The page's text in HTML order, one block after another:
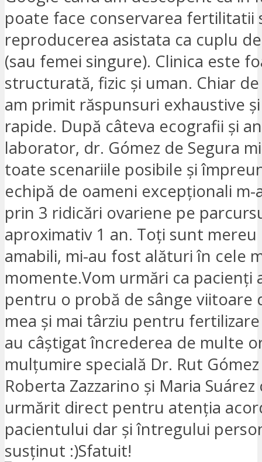
poate face conservarea fertilitatii
reproducerea asistata ca cuplu
(sau femei singure). Clinica este
structurată, fizic și uman. Chiar
am primit răspunsuri exhaustive
rapide. După câteva ecografii și
laborator, dr. Gómez de Segura
toate scenariile posibile și
echipă de oameni excepționali
prin 3 ridicări ovariene pe
aproximativ 1 an. Toți sunt mereu
amabili, mi-au fost alături în cele
momente.Vom urmări ca pacienți
pentru o probă de sânge viitoare
mea și mai târziu pentru
au câștigat încrederea de multe
mulțumire specială Dr. Rut
Roberta Zazzarino și Maria
urmărit direct pentru atenția
pacientului dar și întregului
susținut :)Sfatuit!